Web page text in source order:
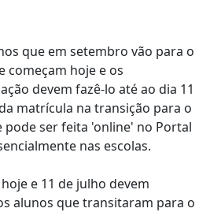
que em setembro vão para o
começam hoje e os
devem fazê-lo até ao dia 11
matrícula na transição para o
pode ser feita 'online' no Portal
nas escolas.
e 11 de julho devem
alunos que transitaram para o